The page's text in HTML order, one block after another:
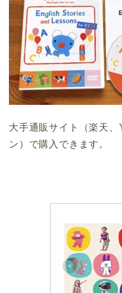
大手通販サイト（楽天
ン）で購入できます。